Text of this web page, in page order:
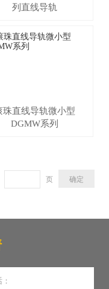
列直线导轨
珠直线导轨微小型
DGMW系列
页